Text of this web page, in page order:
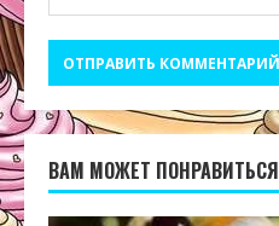
ВАМ МОЖЕТ ПОНРАВИТЬСЯ